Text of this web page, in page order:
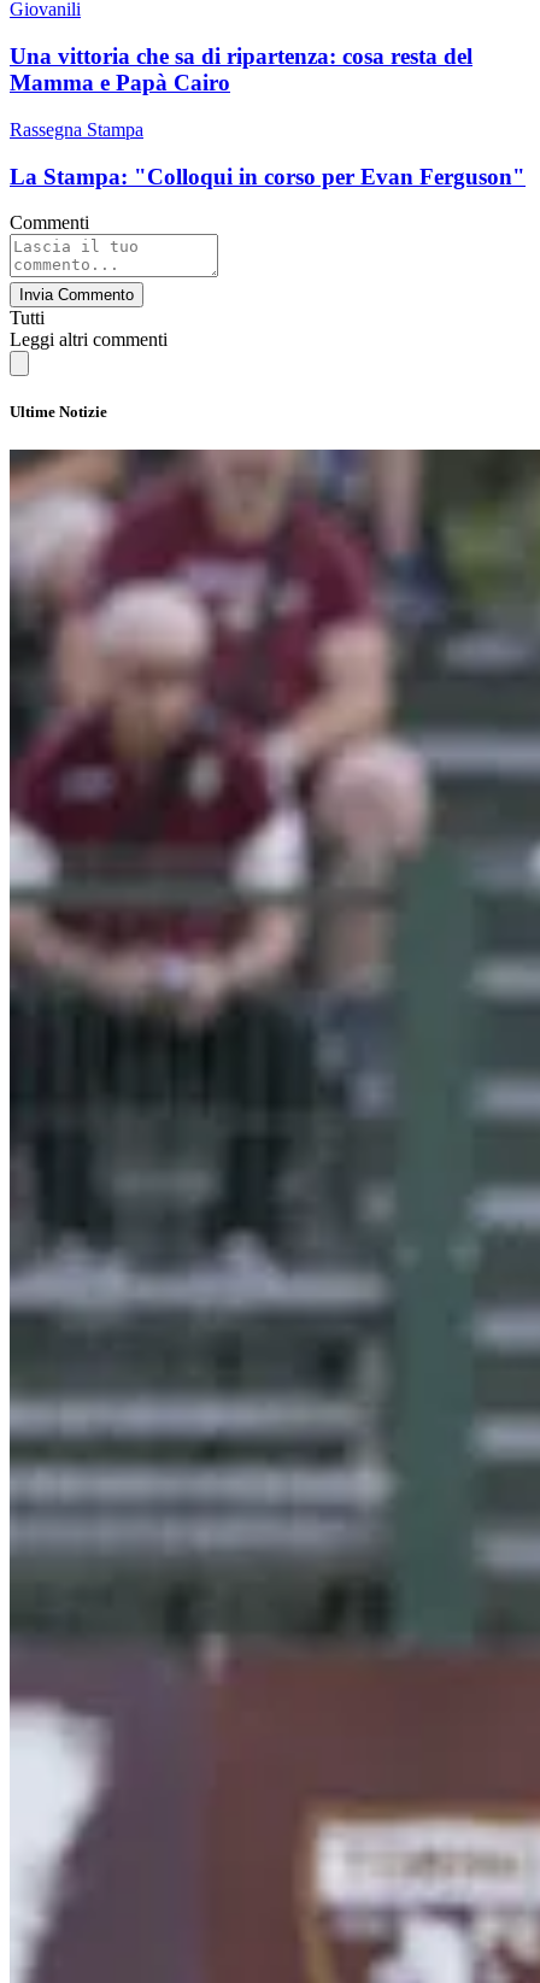
Giovanili
Una vittoria che sa di ripartenza: cosa resta del
Mamma e Papà Cairo
Rassegna Stampa
La Stampa: "Colloqui in corso per Evan Ferguson"
Commenti
Invia Commento
Tutti
Leggi altri commenti
Ultime Notizie